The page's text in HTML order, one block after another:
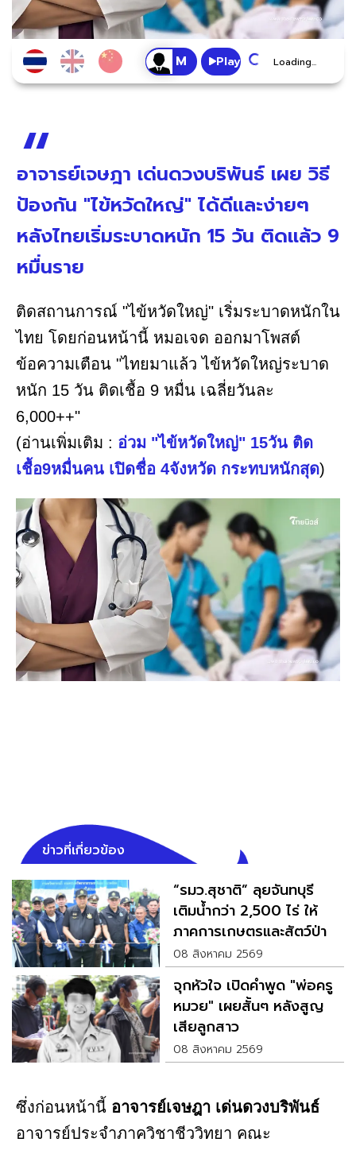
Play Loading...
อาจารย์เจษฎา เด่นดวงบริพันธ์ เผย วิธี
ป้องกัน "ไข้หวัดใหญ่" ได้ดีและง่ายๆ
หลังไทยเริ่มระบาดหนัก 15 วัน ติดแล้ว 9
หมื่นราย
ติดสถานการณ์ "ไข้หวัดใหญ่" เริ่มระบาดหนักใน
ไทย โดยก่อนหน้านี้ หมอเจด ออกมาโพสต์
ข้อความเตือน "ไทยมาแล้ว ไข้หวัดใหญ่ระบาด
หนัก 15 วัน ติดเชื้อ 9 หมื่น เฉลี่ยวันละ
6,000++"
(อ่านเพิ่มเติม : อ่วม "ไข้หวัดใหญ่" 15วัน ติด
เชื้อ9หมื่นคน เปิดชื่อ 4จังหวัด กระทบหนักสุด)
ข่าวที่เกี่ยวข้อง
“รมว.สุชาติ” ลุยจันทบุรี
เติมน้ำกว่า 2,500 ไร่ ให้
ภาคการเกษตรและสัตว์ป่า
08 สิงหาคม 2569
จุกหัวใจ เปิดคำพูด "พ่อครู
หมวย" เผยสั้นๆ หลังสูญ
เสียลูกสาว
08 สิงหาคม 2569
ซึ่งก่อนหน้านี้ อาจารย์เจษฎา เด่นดวงบริพันธ์
อาจารย์ประจำภาควิชาชีววิทยา คณะ